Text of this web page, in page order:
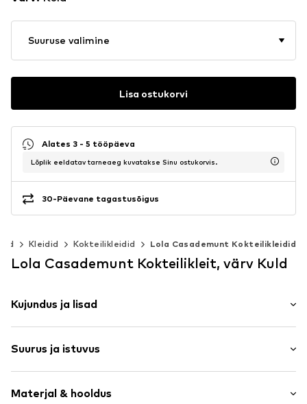
Suuruse valimine
Lisa ostukorvi
Alates 3 - 5 tööpäeva
Lõplik eeldatav tarneaeg kuvatakse Sinu ostukorvis.
30-Päevane tagastusõigus
Kleidid Kokteilikleidid Lola Casademunt Kokteilikleidid
Lola Casademunt Kokteilikleit, värv Kuld
Kujundus ja lisad
Litrid
Tepitud ääris
Lisandid
Suurus ja istuvus
Pikkus: Põlvepikkune
Materjal & hooldus